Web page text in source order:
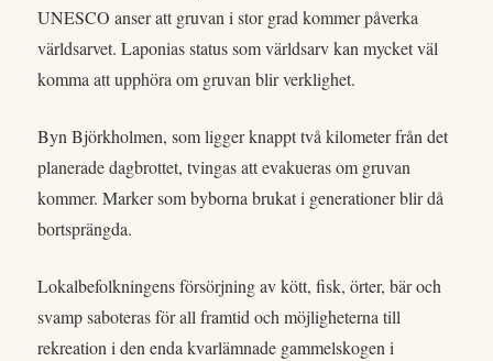
UNESCO anser att gruvan i stor grad kommer påverka
världsarvet. Laponias status som världsarv kan mycket väl
komma att upphöra om gruvan blir verklighet.
Byn Björkholmen, som ligger knappt två kilometer från det
planerade dagbrottet, tvingas att evakueras om gruvan
kommer. Marker som byborna brukat i generationer blir då
bortsprängda.
Lokalbefolkningens försörjning av kött, fisk, örter, bär och
svamp saboteras för all framtid och möjligheterna till
rekreation i den enda kvarlämnade gammelskogen i